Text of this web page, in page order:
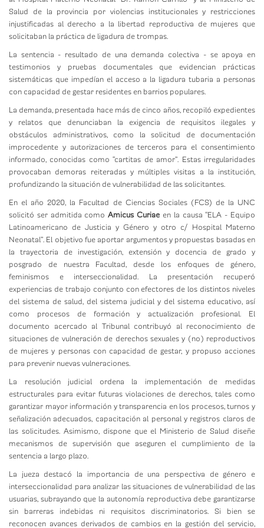
Salud de la provincia por violencias institucionales y restricciones
injustificadas al derecho a la libertad reproductiva de mujeres que
solicitaban la práctica de ligadura de trompas.
La sentencia - resultado de una demanda colectiva - se apoya en
testimonios y pruebas documentales que evidencian prácticas
sistemáticas que impedían el acceso a la ligadura tubaria a personas
con capacidad de gestar residentes en barrios populares.
La demanda, presentada hace más de cinco años, recopiló expedientes
y relatos que denunciaban la exigencia de requisitos ilegales y
obstáculos administrativos, como la solicitud de documentación
improcedente y autorizaciones de terceros para el consentimiento
informado, conocidas como “cartitas de amor”. Estas irregularidades
provocaban demoras reiteradas y múltiples visitas a la institución,
profundizando la situación de vulnerabilidad de las solicitantes.
En el año 2020, la Facultad de Ciencias Sociales (FCS) de la UNC
solicitó ser admitida comoAmicus Curiae en la causa “ELA - Equipo
Latinoamericano de Justicia y Género y otro c/ Hospital Materno
Neonatal”. El objetivo fue aportar argumentos y propuestas basadas en
la trayectoria de investigación, extensión y docencia de grado y
posgrado de nuestra Facultad, desde los enfoques de género,
feminismos e interseccionalidad. La presentación recuperó
experiencias de trabajo conjunto con efectores de los distintos niveles
del sistema de salud, del sistema judicial y del sistema educativo, así
como procesos de formación y actualización profesional. El
documento acercado al Tribunal contribuyó al reconocimiento de
situaciones de vulneración de derechos sexuales y (no) reproductivos
de mujeres y personas con capacidad de gestar, y propuso acciones
para prevenir nuevas vulneraciones.
La resolución judicial ordena la implementación de medidas
estructurales para evitar futuras violaciones de derechos, tales como
garantizar mayor información y transparencia en los procesos, turnos y
señalización adecuados, capacitación al personal y registros claros de
las solicitudes. Asimismo, dispone que el Ministerio de Salud diseñe
mecanismos de supervisión que aseguren el cumplimiento de la
sentencia a largo plazo.
La jueza destacó la importancia de una perspectiva de género e
interseccionalidad para analizar las situaciones de vulnerabilidad de las
usuarias, subrayando que la autonomía reproductiva debe garantizarse
sin barreras indebidas ni requisitos discriminatorios. Si bien se
reconocen avances derivados de cambios en la gestión del servicio,